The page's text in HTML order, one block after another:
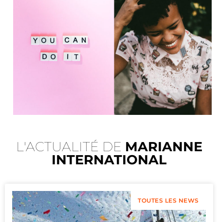
L'ACTUALITÉ DE MARIANNE
INTERNATIONAL
TOUTES LES NEWS